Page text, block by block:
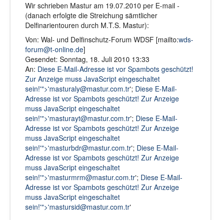
Wir schrieben Mastur am 19.07.2010 per E-mail -
(danach erfolgte die Streichung sämtlicher
Delfinarientouren durch M.T.S. Mastur):
Von: Wal- und Delfinschutz-Forum WDSF [mailto:wds-
forum@t-online.de]
Gesendet: Sonntag, 18. Juli 2010 13:33
An: Diese E-Mail-Adresse ist vor Spambots geschützt!
Zur Anzeige muss JavaScript eingeschaltet
sein!'">'masturaly@mastur.com.tr'; Diese E-Mail-
Adresse ist vor Spambots geschützt! Zur Anzeige
muss JavaScript eingeschaltet
sein!'">'masturayt@mastur.com.tr'; Diese E-Mail-
Adresse ist vor Spambots geschützt! Zur Anzeige
muss JavaScript eingeschaltet
sein!'">'masturbdr@mastur.com.tr'; Diese E-Mail-
Adresse ist vor Spambots geschützt! Zur Anzeige
muss JavaScript eingeschaltet
sein!'">'masturmrm@mastur.com.tr'; Diese E-Mail-
Adresse ist vor Spambots geschützt! Zur Anzeige
muss JavaScript eingeschaltet
sein!'">'mastursid@mastur.com.tr'